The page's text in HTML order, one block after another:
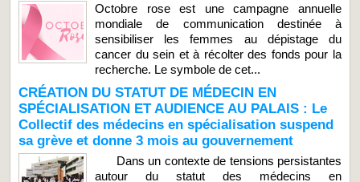
Octobre rose est une campagne annuelle
mondiale de communication destinée à
sensibiliser les femmes au dépistage du
cancer du sein et à récolter des fonds pour la
recherche. Le symbole de cet...
CRÉATION DU STATUT DE MÉDECIN EN
SPÉCIALISATION ET AUDIENCE AU PALAIS : Le
Collectif des médecins en spécialisation suspend
sa grève et donne 3 mois au gouvernement
Dans un contexte de tensions persistantes
autour du statut des médecins en